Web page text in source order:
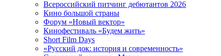
Всероссийский питчинг дебютантов 2026
Кино большой страны
Форум «Новый вектор»
Кинофестиваль «Будем жить»
Short Film Days
«Русский док: история и современность»